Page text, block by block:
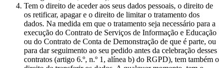
Tem o direito de aceder aos seus dados pessoais, o direito de
os retificar, apagar e o direito de limitar o tratamento dos
dados. Na medida em que o tratamento seja necessário para a
execução do Contrato de Serviços de Informação e Educação
ou do Contrato de Conta de Demonstração de que é parte, ou
para dar seguimento ao seu pedido antes da celebração desses
contratos (artigo 6.º, n.º 1, alínea b) do RGPD), tem também o